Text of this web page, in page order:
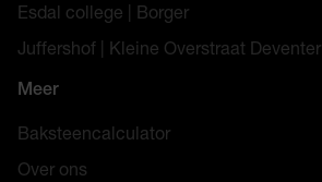
Esdal college | Borger
Juffershof | Kleine Overstraat Deventer
Meer
Baksteencalculator
Over ons